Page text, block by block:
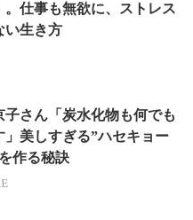
。仕事も無欲に、ストレス
い生き方
子さん「炭水化物も何でも
」美しすぎる”ハセキョー
作る秘訣